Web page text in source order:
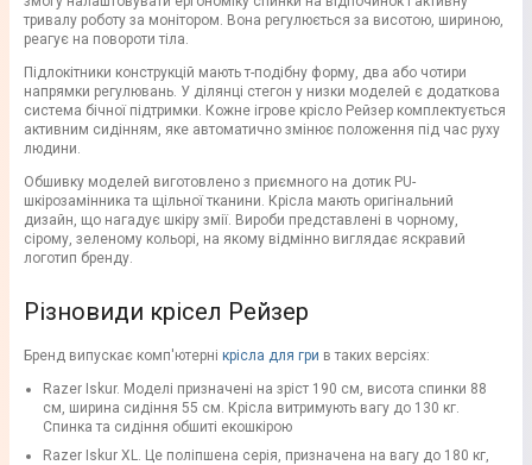
тривалу роботу за монітором. Вона регулюється за висотою, шириною,
реагує на повороти тіла.
Підлокітники конструкцій мають т-подібну форму, два або чотири
напрямки регулювань. У ділянці стегон у низки моделей є додаткова
система бічної підтримки. Кожне ігрове крісло Рейзер комплектується
активним сидінням, яке автоматично змінює положення під час руху
людини.
Обшивку моделей виготовлено з приємного на дотик PU-
шкірозамінника та щільної тканини. Крісла мають оригінальний
дизайн, що нагадує шкіру змії. Вироби представлені в чорному,
сірому, зеленому кольорі, на якому відмінно виглядає яскравий
логотип бренду.
Різновиди крісел Рейзер
Бренд випускає комп'ютерні крісла для гри в таких версіях:
Razer Iskur. Моделі призначені на зріст 190 см, висота спинки 88
см, ширина сидіння 55 см. Крісла витримують вагу до 130 кг.
Спинка та сидіння обшиті екошкірою
Razer Iskur XL. Це поліпшена серія, призначена на вагу до 180 кг,